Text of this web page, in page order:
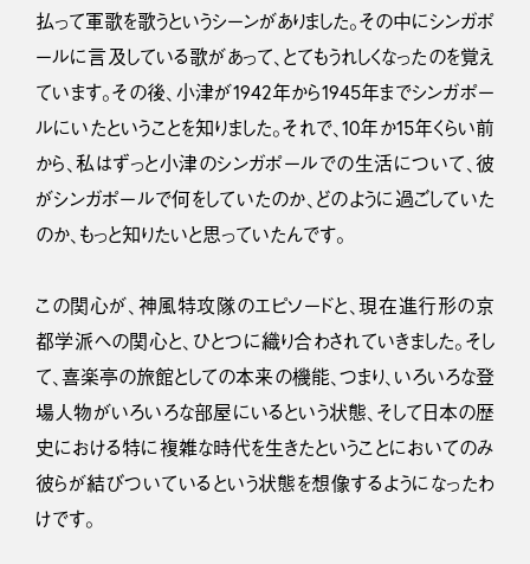
払って軍歌を歌うというシーンがありました。その中にシンガポ
ールに言及している歌があって、とてもうれしくなったのを覚え
ています。その後、小津が1942年から1945年までシンガポー
ルにいたということを知りました。それで、10年か15年くらい前
から、私はずっと小津のシンガポールでの生活について、彼
がシンガポールで何をしていたのか、どのように過ごしていた
のか、もっと知りたいと思っていたんです。
この関心が、神風特攻隊のエピソードと、現在進行形の京
都学派への関心と、ひとつに織り合わされていきました。そし
て、喜楽亭の旅館としての本来の機能、つまり、いろいろな登
場人物がいろいろな部屋にいるという状態、そして日本の歴
史における特に複雑な時代を生きたということにおいてのみ
彼らが結びついているという状態を想像するようになったわ
けです。